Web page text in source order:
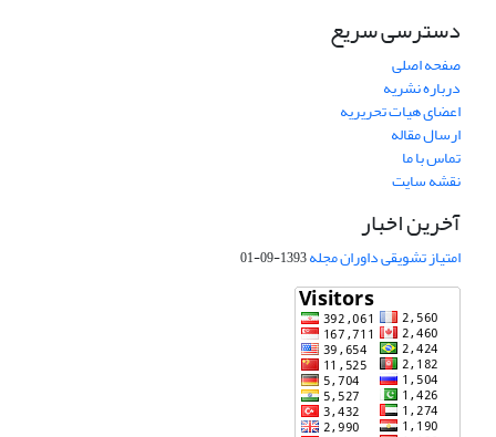
دسترسی سریع
صفحه اصلی
درباره نشریه
اعضای هیات تحریریه
ارسال مقاله
تماس با ما
نقشه سایت
آخرین اخبار
امتیاز تشویقی داوران مجله1393-09-01